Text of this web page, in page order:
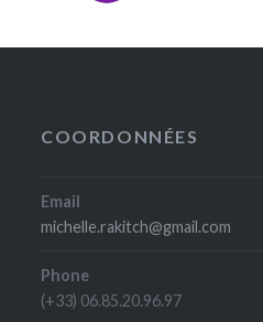
COORDONNÉES
Email
michelle.rakitch@gmail.com
Phone
(+33) 06.85.20.96.97